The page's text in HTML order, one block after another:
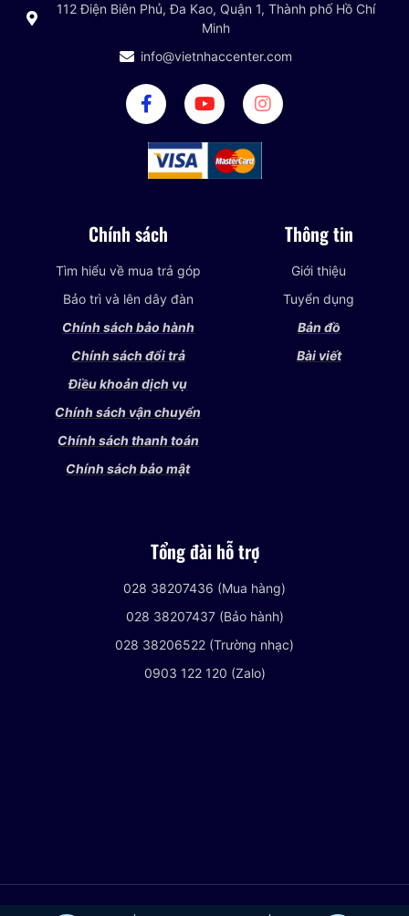
112 Điện Biên Phủ, Đa Kao, Quận 1, Thành phố Hồ Chí
Minh
info@vietnhaccenter.com
Chính sách
Tìm hiểu về mua trả góp
Bảo trì và lên dây đàn
Chính sách bảo hành
Chính sách đổi trả
Điều khoản dịch vụ
Chính sách vận chuyển
Chính sách thanh toán
Chính sách bảo mật
Thông tin
Giới thiệu
Tuyển dụng
Bản đồ
Bài viết
Tổng đài hỗ trợ
028 38207436 (Mua hàng)
028 38207437 (Bảo hành)
028 38206522 (Trường nhạc)
0903 122 120 (Zalo)